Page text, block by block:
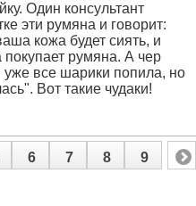
Один консультант
эти румяна и говорит:
кожа будет сиять, и
румяна. А чер
уже все шарики попила, но
Вот такие чудаки!
6 7 8 9